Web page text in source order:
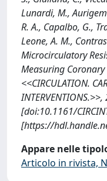
Lunardi, M.,
R. A., Capalbo, G.,
Leone, A. M.,
Microcirculatory
Measuring
<<CIRCULATION.
[doi:10.1161/
[https://
Appare nelle
Articolo in rivista,